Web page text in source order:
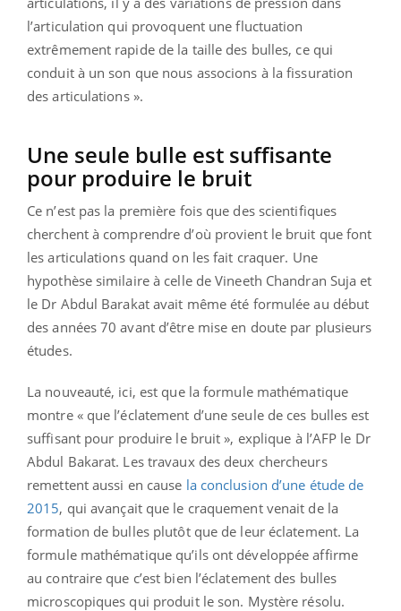
l’articulation qui provoquent une fluctuation
extrêmement rapide de la taille des bulles, ce qui
conduit à un son que nous associons à la fissuration
des articulations ».
Une seule bulle est suffisante
pour produire le bruit
Ce n’est pas la première fois que des scientifiques
cherchent à comprendre d’où provient le bruit que font
les articulations quand on les fait craquer. Une
hypothèse similaire à celle de Vineeth Chandran Suja et
le Dr Abdul Barakat avait même été formulée au début
des années 70 avant d’être mise en doute par plusieurs
études.
La nouveauté, ici, est que la formule mathématique
montre « que l’éclatement d’une seule de ces bulles est
suffisant pour produire le bruit », explique à l’AFP le Dr
Abdul Bakarat. Les travaux des deux chercheurs
remettent aussi en cause la conclusion d’une étude de
2015, qui avançait que le craquement venait de la
formation de bulles plutôt que de leur éclatement. La
formule mathématique qu’ils ont développée affirme
au contraire que c’est bien l’éclatement des bulles
microscopiques qui produit le son. Mystère résolu.